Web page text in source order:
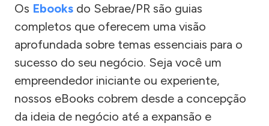
Os Ebooks do Sebrae/PR são guias
completos que oferecem uma visão
aprofundada sobre temas essenciais para o
sucesso do seu negócio. Seja você um
empreendedor iniciante ou experiente,
nossos eBooks cobrem desde a concepção
da ideia de negócio até a expansão e